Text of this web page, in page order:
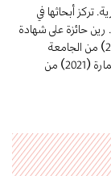
أبحاثها في
رين حائزة على شهادة
ماجستير في التخطيط الحضري والسياسة (2024) من الجامعة
الأميركية في بيروت وشهادة بكالوريوس في العمارة (2021) من